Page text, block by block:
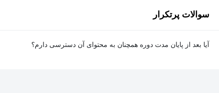
سوالات پرتکرار
آیا بعد از پایان مدت دوره همچنان به محتوای آن دسترسی دارم؟